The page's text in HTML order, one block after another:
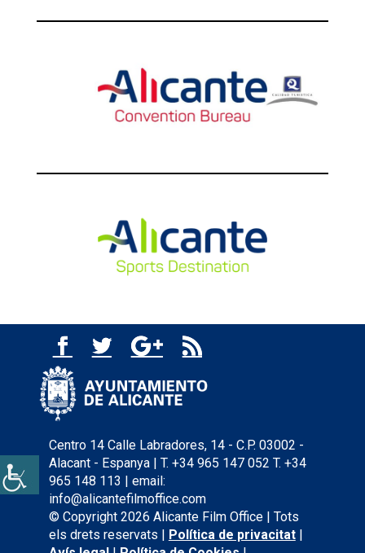
Centro 14 Calle Labradores, 14 - C.P. 03002 -
Alacant - Espanya | T. +34 965 147 052 T. +34
965 148 113 | email:
info@alicantefilmoffice.com
© Copyright 2026 Alicante Film Office | Tots
els drets reservats | Política de privacitat|